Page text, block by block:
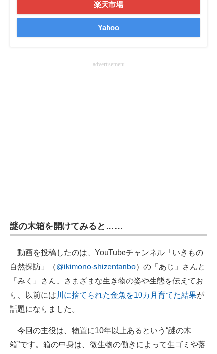
楽天市場
Yahoo
advertisement
謎の木箱を開けてみると……
動画を投稿したのは、YouTubeチャンネル「いきもの
自然探訪」（@ikimono-shizentanbo）の「あじ」さんと
「みく」さん。さまざまな生き物の姿や生態を伝えてお
り、以前には 川に捨てられた金魚を10カ月育てた結果が
話題になりました。
今回の主役は、物置に10年以上あるという“謎の木
箱”です。箱の中身は、微生物の働きによって生ゴミや落